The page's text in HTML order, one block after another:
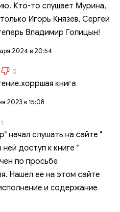
Кто-то слушает Мурина,
Игорь Князев, Сергей
Владимир Голицын!
2024 в 20:54
0
книга
2023 в 15:08
1
начал слушать на сайте "
ней доступ к книге "
по просьбе
Нашел ее на этом сайте
и содержание